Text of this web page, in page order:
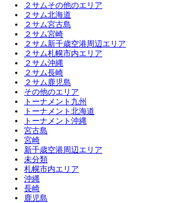
２サムその他のエリア
２サム北海道
２サム宮古島
２サム宮崎
２サム新千歳空港周辺エリア
２サム札幌市内エリア
２サム沖縄
２サム長崎
２サム鹿児島
その他のエリア
トーナメント九州
トーナメント北海道
トーナメント沖縄
宮古島
宮崎
新千歳空港周辺エリア
未分類
札幌市内エリア
沖縄
長崎
鹿児島